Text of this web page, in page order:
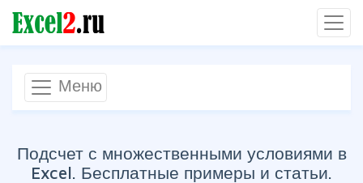
Меню
Подсчет с множественными условиями в
Excel. Бесплатные примеры и статьи.